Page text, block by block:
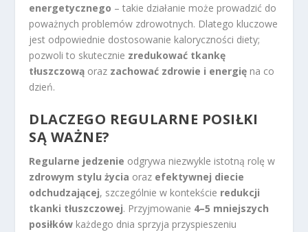
energetycznego – takie działanie może prowadzić do
poważnych problemów zdrowotnych. Dlatego kluczowe
jest odpowiednie dostosowanie kaloryczności diety;
pozwoli to skutecznie zredukować tkankę
tłuszczową oraz zachować zdrowie i energię na co
dzień.
DLACZEGO REGULARNE POSIŁKI
SĄ WAŻNE?
Regularne jedzenie odgrywa niezwykle istotną rolę w
zdrowym stylu życia oraz efektywnej diecie
odchudzającej, szczególnie w kontekście redukcji
tkanki tłuszczowej. Przyjmowanie 4–5 mniejszych
posiłków każdego dnia sprzyja przyspieszeniu